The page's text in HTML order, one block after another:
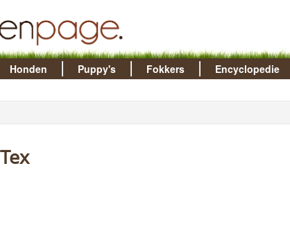
Honden Puppy's Fokkers Encyclopedie